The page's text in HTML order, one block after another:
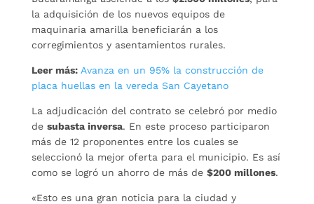
la adquisición de los nuevos equipos de
maquinaria amarilla beneficiarán a los
corregimientos y asentamientos rurales.
Leer más: Avanza en un 95% la construcción de
placa huellas en la vereda San Cayetano
La adjudicación del contrato se celebró por medio
de subasta inversa. En este proceso participaron
más de 12 proponentes entre los cuales se
seleccionó la mejor oferta para el municipio. Es así
como se logró un ahorro de más de $200 millones.
«Esto es una gran noticia para la ciudad y